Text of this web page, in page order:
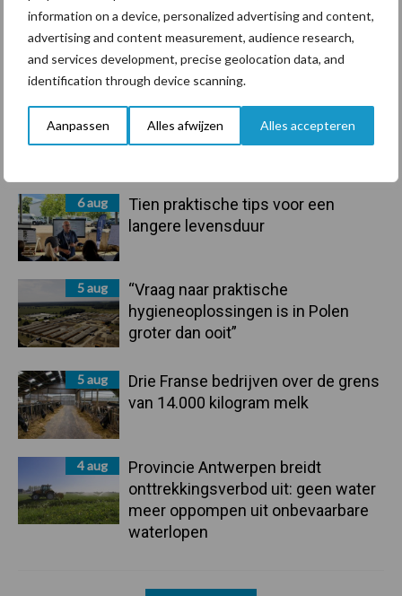
information on a device, personalized advertising and content,
advertising and content measurement, audience research,
and services development, precise geolocation data, and
identification through device scanning.
Aanpassen Alles afwijzen Alles accepteren
Primaire
Sidebar
Recent nieuws Partner nieuws
6 aug
BoviMove zorgt voor eenvoudige,
sluitende en betrouwbare
traceerbaarheid van
6 aug
Tien praktische tips voor een
langere levensduur
5 aug
“Vraag naar praktische
hygieneoplossingen is in Polen
groter dan ooit”
5 aug
Drie Franse bedrijven over de grens
van 14.000 kilogram melk
4 aug
Provincie Antwerpen breidt
onttrekkingsverbod uit: geen water
meer oppompen uit onbevaarbare
waterlopen